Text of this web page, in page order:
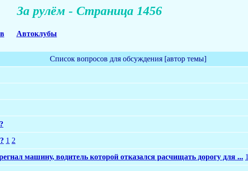
За рулём - Страница 1456
Автоклубы
Список вопросов для обсуждения [автор темы]
1 2
машину, водитель которой отказался расчищать дорогу для ... 1